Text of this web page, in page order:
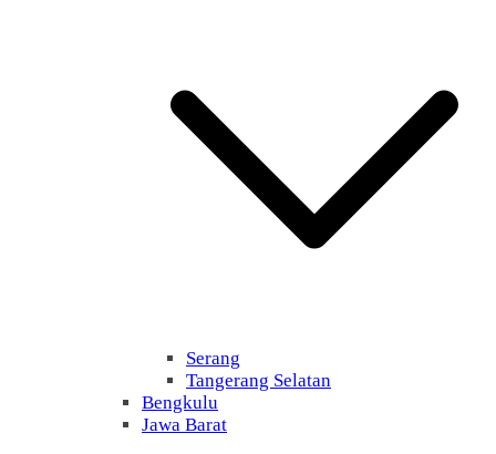
Serang
Tangerang Selatan
Bengkulu
Jawa Barat